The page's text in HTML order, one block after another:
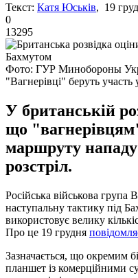
Текст: Катя Юськів, 19
0
13295
Фото: ГУР Минобороны
"Вагнерівці" беруть
У британській
що
маршруту нападу
розстріл.
Російська військова група
наступальну тактику під
використовує велику
Про це 19 грудня
Зазначається, що окремим
планшет із комерційними